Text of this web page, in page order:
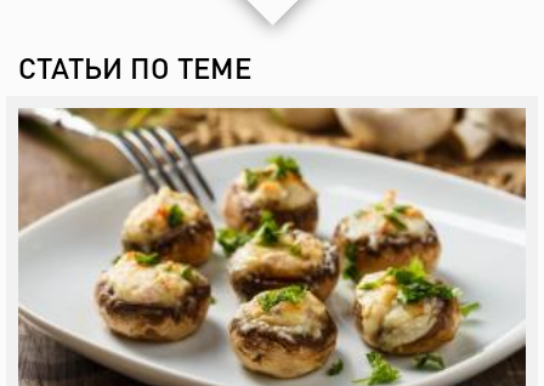
СТАТЬИ ПО ТЕМЕ